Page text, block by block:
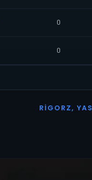
0
0
R I G O R Z, YAS